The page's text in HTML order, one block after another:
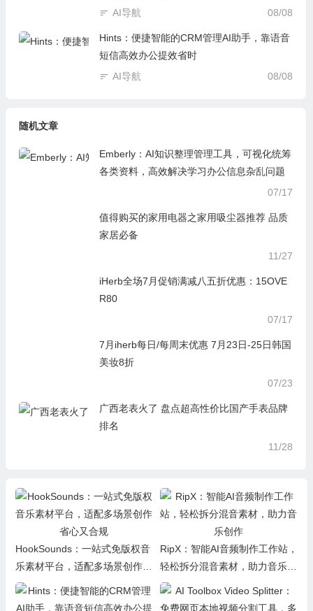
08/08
AI导航
RipX：智能AI音频制作工作站，轻松拆分混
音素材，助力音乐创作
08/08
AI导航
Emberly：AI知识整理管理工具，可视化统筹
各类资料，高效解决学习办公信息杂乱问题
07/17
值得购买的家用电器之家用吸尘器推荐 品质
家居必备
11/27
iHerb全场7月促销满减八五折优惠：15OVE
R80
07/17
7月iherb每日/每周末优惠 7月23日-25日韩国
美妆8折
07/23
11/28